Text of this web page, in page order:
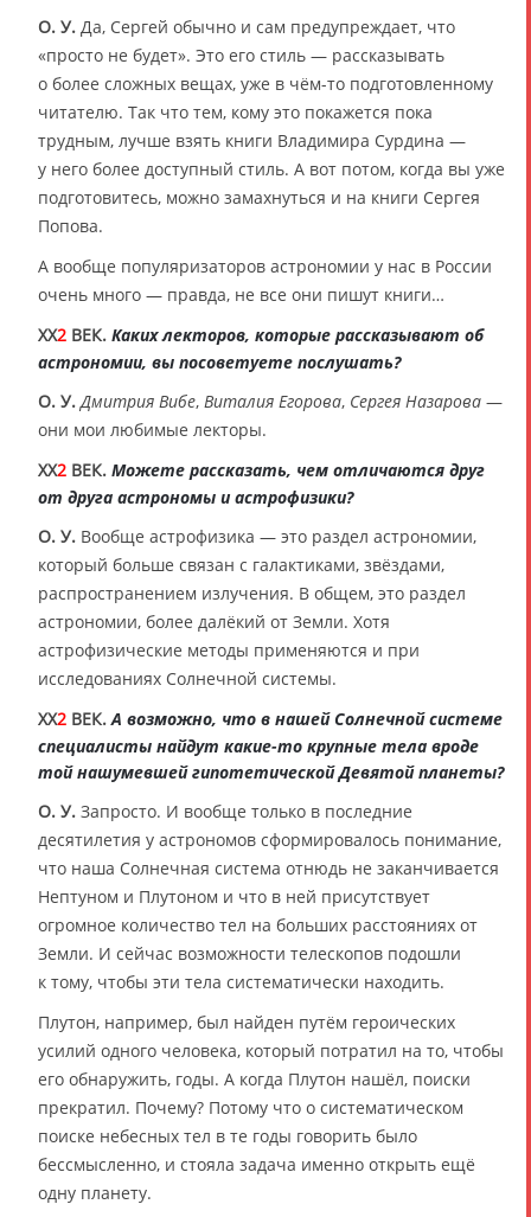
О. У. Да, Сергей обычно и сам предупреждает, что
«просто не будет». Это его стиль — рассказывать
о более сложных вещах, уже в чём-то подготовленному
читателю. Так что тем, кому это покажется пока
трудным, лучше взять книги Владимира Сурдина —
у него более доступный стиль. А вот потом, когда вы уже
подготовитесь, можно замахнуться и на книги Сергея
Попова.
А вообще популяризаторов астрономии у нас в России
очень много — правда, не все они пишут книги…
XX2 ВЕК. Каких лекторов, которые рассказывают об
астрономии, вы посоветуете послушать?
О. У. Дмитрия Вибе, Виталия Егорова, Сергея Назарова —
они мои любимые лекторы.
XX2 ВЕК. Можете рассказать, чем отличаются друг
от друга астрономы и астрофизики?
О. У. Вообще астрофизика — это раздел астрономии,
который больше связан с галактиками, звёздами,
распространением излучения. В общем, это раздел
астрономии, более далёкий от Земли. Хотя
астрофизические методы применяются и при
исследованиях Солнечной системы.
XX2 ВЕК. А возможно, что в нашей Солнечной системе
специалисты найдут какие-то крупные тела вроде
той нашумевшей гипотетической Девятой планеты?
О. У. Запросто. И вообще только в последние
десятилетия у астрономов сформировалось понимание,
что наша Солнечная система отнюдь не заканчивается
Нептуном и Плутоном и что в ней присутствует
огромное количество тел на больших расстояниях от
Земли. И сейчас возможности телескопов подошли
к тому, чтобы эти тела систематически находить.
Плутон, например, был найден путём героических
усилий одного человека, который потратил на то, чтобы
его обнаружить, годы. А когда Плутон нашёл, поиски
прекратил. Почему? Потому что о систематическом
поиске небесных тел в те годы говорить было
бессмысленно, и стояла задача именно открыть ещё
одну планету.